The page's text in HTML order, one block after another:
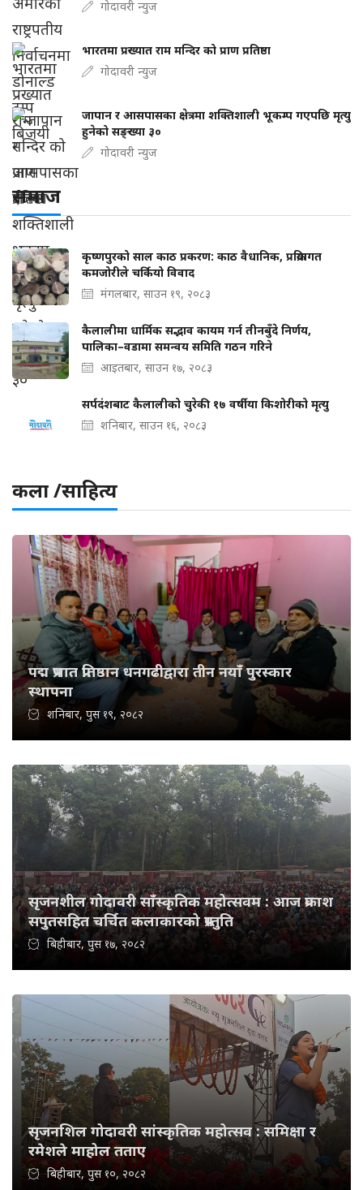
गोदावरी न्युज
भारतमा प्रख्यात राम मन्दिर को प्राण प्रतिष्ठा
गोदावरी न्युज
जापान र आसपासका क्षेत्रमा शक्तिशाली भूकम्प गएपछि मृत्यु
हुनेको सङ्ख्या ३०
गोदावरी न्युज
समाज
कृष्णपुरको साल काठ प्रकरण: काठ वैधानिक, प्रक्रियागत
कमजोरीले चर्कियो विवाद
मंगलबार, साउन १९, २०८३
कैलालीमा धार्मिक सद्भाव कायम गर्न तीनबुँदे निर्णय,
पालिका–वडामा समन्वय समिति गठन गरिने
आइतबार, साउन १७, २०८३
सर्पदंशबाट कैलालीको चुरेकी १७ वर्षीया किशोरीको मृत्यु
शनिबार, साउन १६, २०८३
कला /साहित्य
पद्म प्रभात प्रतिष्ठान धनगढीद्वारा तीन नयाँ पुरस्कार
स्थापना
शनिबार, पुस १९, २०८२
सृजनशील गोदावरी साँस्कृतिक महोत्सवम : आज प्रकाश
सपुतसहित चर्चित कलाकारको प्रस्तुति
बिहीबार, पुस १७, २०८२
सृजनशिल गोदावरी सांस्कृतिक महोत्सव : समिक्षा र
रमेशले माहोल तताए
बिहीबार, पुस १०, २०८२